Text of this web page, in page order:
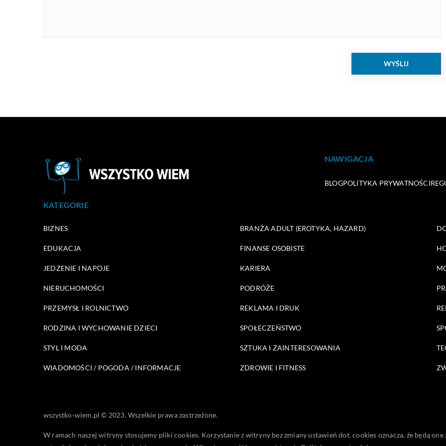
NAWIGACJA
BLOGPOLITYKA PRYWATNOŚCI
KATEGORIE
BIZNES BRANŻA ADULT (EROTYKA, HAZARD)
EDUKACJA FINANSE OSOBISTE
JEDZENIE I NAPOJE KARIERA
NIERUCHOMOŚCI PODRÓŻE
PRZEMYSŁ I ROLNICTWO REKLAMA I DRUK
RODZINA I WYCHOWANIE DZIECI SPOŁECZEŃSTWO
STYL I MODA SZTUKA I ZAINTERESOWANIA
WIADOMOŚCI / POGODA / INFORMACJE ZDROWIE I FITNESS
wszystko-wiem.pl © 2023. Wszelkie prawa zastrzeżone.
W ramach naszej witryny stosujemy pliki cookies. Korzystanie z witryny bez zmiany ustawień dot. cookies oznacza, że będą